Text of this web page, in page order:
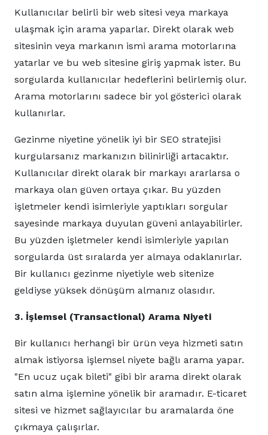
Kullanıcılar belirli bir web sitesi veya markaya
ulaşmak için arama yaparlar. Direkt olarak web
sitesinin veya markanın ismi arama motorlarına
yatarlar ve bu web sitesine giriş yapmak ister. Bu
sorgularda kullanıcılar hedeflerini belirlemiş olur.
Arama motorlarını sadece bir yol gösterici olarak
kullanırlar.
Gezinme niyetine yönelik iyi bir SEO stratejisi
kurgularsanız markanızın bilinirliği artacaktır.
Kullanıcılar direkt olarak bir markayı ararlarsa o
markaya olan güven ortaya çıkar. Bu yüzden
işletmeler kendi isimleriyle yaptıkları sorgular
sayesinde markaya duyulan güveni anlayabilirler.
Bu yüzden işletmeler kendi isimleriyle yapılan
sorgularda üst sıralarda yer almaya odaklanırlar.
Bir kullanıcı gezinme niyetiyle web sitenize
geldiyse yüksek dönüşüm almanız olasıdır.
3. İşlemsel (Transactional) Arama Niyeti
Bir kullanıcı herhangi bir ürün veya hizmeti satın
almak istiyorsa işlemsel niyete bağlı arama yapar.
"En ucuz uçak bileti" gibi bir arama direkt olarak
satın alma işlemine yönelik bir aramadır. E-ticaret
sitesi ve hizmet sağlayıcılar bu aramalarda öne
çıkmaya çalışırlar.